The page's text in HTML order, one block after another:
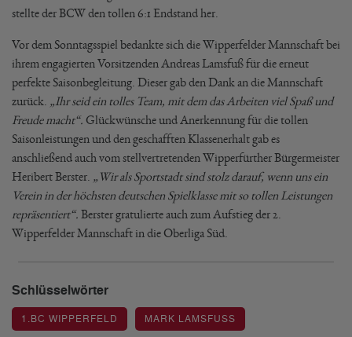
stellte der BCW den tollen 6:1 Endstand her.
Vor dem Sonntagsspiel bedankte sich die Wipperfelder Mannschaft bei
ihrem engagierten Vorsitzenden Andreas Lamsfuß für die erneut
perfekte Saisonbegleitung. Dieser gab den Dank an die Mannschaft
zurück. „Ihr seid ein tolles Team, mit dem das Arbeiten viel Spaß und
Freude macht“. Glückwünsche und Anerkennung für die tollen
Saisonleistungen und den geschafften Klassenerhalt gab es
anschließend auch vom stellvertretenden Wipperfürther Bürgermeister
Heribert Berster. „Wir als Sportstadt sind stolz darauf, wenn uns ein
Verein in der höchsten deutschen Spielklasse mit so tollen Leistungen
repräsentiert“. Berster gratulierte auch zum Aufstieg der 2.
Wipperfelder Mannschaft in die Oberliga Süd.
Schlüsselwörter
1.BC WIPPERFELD MARK LAMSFUSS